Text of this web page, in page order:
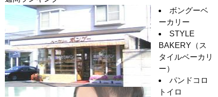
ボングーベ
ーカリー
STYLE
BAKERY（ス
タイルベーカリ
ー）
パンドコロ
トイロ